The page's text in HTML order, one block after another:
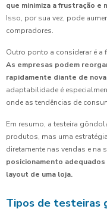
que minimiza a frustração e
Isso, por sua vez, pode
compradores.
Outro ponto a considerar é a
As empresas podem
rapidamente diante de
adaptabilidade é
onde as tendências de
Em resumo, a testeira
produtos, mas uma
diretamente nas vendas e na
posicionamento
layout de uma loja.
Tipos de testeiras